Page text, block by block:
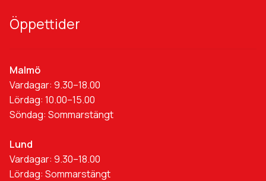
Öppettider
Malmö
Vardagar: 9.30–18.00
Lördag: 10.00–15.00
Söndag: Sommarstängt
Lund
Vardagar: 9.30–18.00
Lördag: Sommarstängt